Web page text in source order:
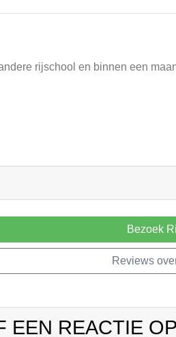
rijschool en binnen een
Bezoek
Reviews
EEN REACTIE